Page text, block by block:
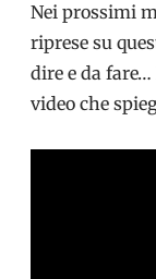
Nei prossimi
riprese su
dire e da
video che